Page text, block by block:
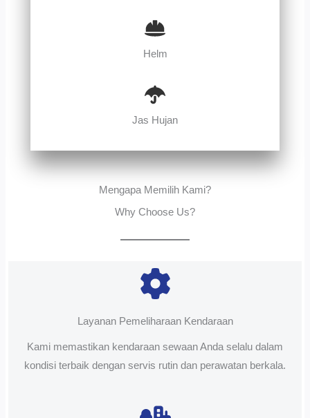
Helm
Jas Hujan
Mengapa Memilih Kami?
Why Choose Us?
Layanan Pemeliharaan Kendaraan
Kami memastikan kendaraan sewaan Anda selalu dalam
kondisi terbaik dengan servis rutin dan perawatan berkala.